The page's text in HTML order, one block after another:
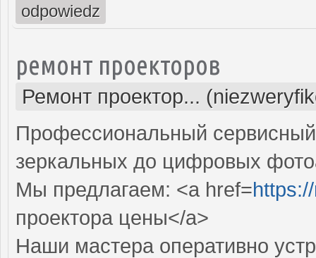
odpowiedz
ремонт проекторов
Ремонт проектор...
Профессиональный
зеркальных до цифровых
Мы предлагаем: <a href=
проектора цены</a>
Наши мастера оперативно